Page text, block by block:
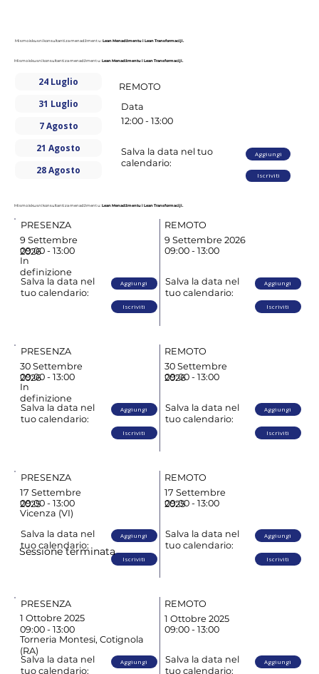
Mi smo iskusni konsultanti za menadžment u:Lean Menadžmentu i Lean Transformaciji.
Mi smo iskusni konsultanti za menadžment u:Lean Menadžmentu i Lean Transformaciji.
24 Luglio
31 Luglio
7 Agosto
21 Agosto
28 Agosto
REMOTO
Data
12:00 - 13:00
Salva la data nel tuo
calendario:
Aggiungi
Iscriviti
Mi smo iskusni konsultanti za menadžment u:Lean Menadžmentu i Lean Transformaciji.
PRESENZA
9 Settembre
2026
09:00 - 13:00
In
definizione
Salva la data nel
tuo calendario:
Aggiungi
Iscriviti
REMOTO
9 Settembre 2026
09:00 - 13:00
Salva la data nel
tuo calendario:
Aggiungi
Iscriviti
PRESENZA
30 Settembre
2026
09:00 - 13:00
In
definizione
Salva la data nel
tuo calendario:
Aggiungi
Iscriviti
REMOTO
30 Settembre
2026
09:00 - 13:00
Salva la data nel
tuo calendario:
Aggiungi
Iscriviti
PRESENZA
17 Settembre
2025
09:00 - 13:00
Vicenza (VI)
Salva la data nel
tuo calendario:
Aggiungi
Iscriviti
REMOTO
17 Settembre
2025
09:00 - 13:00
Salva la data nel
tuo calendario:
Aggiungi
Iscriviti
Sessione terminata
PRESENZA
1 Ottobre 2025
09:00 - 13:00
Torneria Montesi, Cotignola
(RA)
Salva la data nel
tuo calendario:
Aggiungi
REMOTO
1 Ottobre 2025
09:00 - 13:00
Salva la data nel
tuo calendario:
Aggiungi